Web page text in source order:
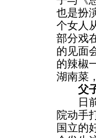
也是扮
个女人
部分戏
的见面
的辣椒
湖南菜
父
日前
院动手
国立的